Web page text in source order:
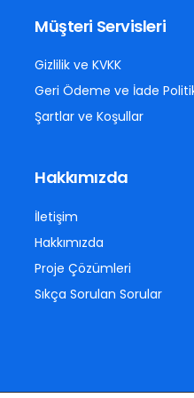
Müşteri Servisleri
Gizlilik ve KVKK
Geri Ödeme ve İade
Şartlar ve Koşullar
Hakkımızda
İletişim
Hakkımızda
Proje Çözümleri
Sıkça Sorulan Sorular